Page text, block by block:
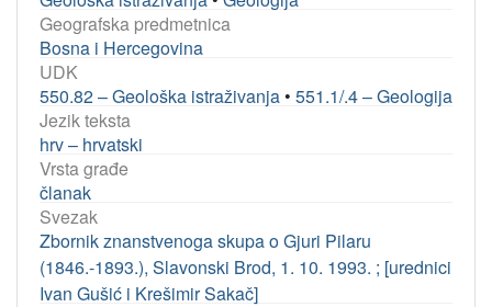
Geografska predmetnica
Bosna i Hercegovina
UDK
550.82 – Geološka istraživanja • 551.1/.4 – Geologija
Jezik teksta
hrv – hrvatski
Vrsta građe
članak
Svezak
Zbornik znanstvenoga skupa o Gjuri Pilaru
(1846.-1893.), Slavonski Brod, 1. 10. 1993. ; [urednici
Ivan Gušić i Krešimir Sakač]